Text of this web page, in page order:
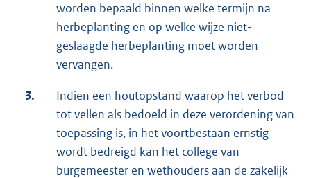
worden bepaald binnen welke termijn na
herbeplanting en op welke wijze niet-
geslaagde herbeplanting moet worden
vervangen.
3.
Indien een houtopstand waarop het verbod
tot vellen als bedoeld in deze verordening van
toepassing is, in het voortbestaan ernstig
wordt bedreigd kan het college van
burgemeester en wethouders aan de zakelijk